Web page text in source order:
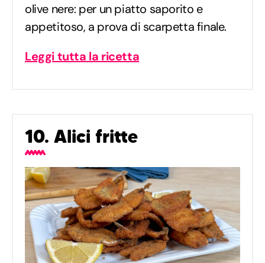
olive nere: per un piatto saporito e
appetitoso, a prova di scarpetta finale.
Leggi tutta la ricetta
10. Alici fritte